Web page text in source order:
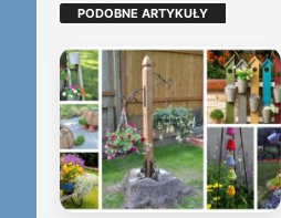
PODOBNE ARTYKUŁY